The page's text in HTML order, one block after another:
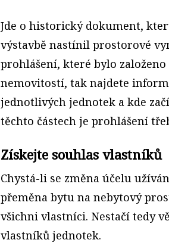
Jde o historický dokument,
výstavbě nastínil prostorové
prohlášení, které bylo
nemovitostí, tak najdete
jednotlivých jednotek a kde
těchto částech je prohlášení
Získejte souhlas vlastníků
Chystá-li se změna účelu
přeměna bytu na nebytový
všichni vlastníci. Nestačí tedy
vlastníků jednotek.